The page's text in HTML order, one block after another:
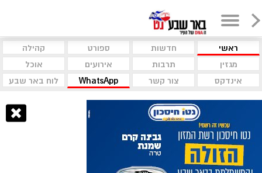
ראשי חדשות ספורט
קהילה
מגזין
תרבות אירועים
אוכל
אינדקס
צור קשר WhatsApp לוח באר שבע